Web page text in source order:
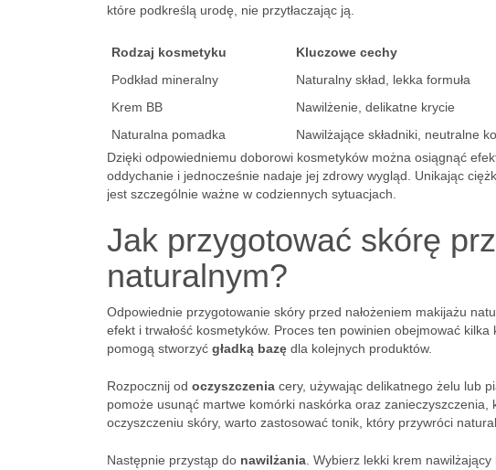
które podkreślą urodę, nie przytłaczając ją.
Rodzaj kosmetyku Kluczowe cechy
Podkład mineralny
Naturalny skład, lekka formuła
Krem BB
Nawilżenie, delikatne krycie
Naturalna pomadka
Nawilżające składniki, neutralne
Dzięki odpowiedniemu doborowi kosmetyków można osiągnąć
oddychanie i jednocześnie nadaje jej zdrowy wygląd. Unikając
jest szczególnie ważne w codziennych sytuacjach.
Jak przygotować skórę
naturalnym?
Odpowiednie przygotowanie skóry przed nałożeniem makijażu
efekt i trwałość kosmetyków. Proces ten powinien obejmować
pomogą stworzyć gładką bazę dla kolejnych produktów.
Rozpocznij od oczyszczenia cery, używając delikatnego żelu lub
pomoże usunąć martwe komórki naskórka oraz zanieczyszczenia,
oczyszczeniu skóry, warto zastosować tonik, który przywróci
Następnie przystąp do nawilżania . Wybierz lekki krem